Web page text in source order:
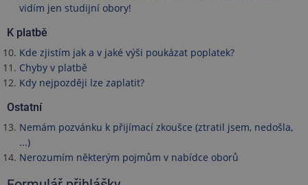
vidím jen studijní obory!
K platbě
Kde zjistím jak a v jaké výši poukázat poplatek?
Chyby v platbě
Kdy nejpozději lze zaplatit?
Ostatní
Nemám pozvánku k přijímací zkoušce (ztratil jsem, nedošla,
...)
Nerozumím některým pojmům v nabídce oborů